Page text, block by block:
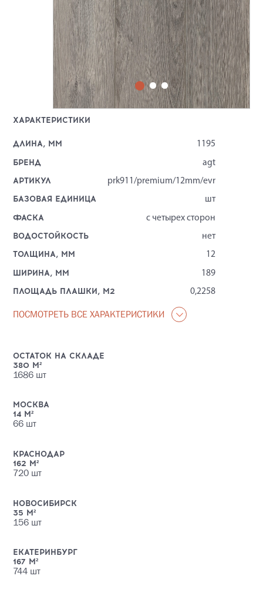
ХАРАКТЕРИСТИКИ
ДЛИНА, ММ
1195
БРЕНД
agt
АРТИКУЛ
prk911/premium/12mm/evr
БАЗОВАЯ ЕДИНИЦА
шт
ФАСКА
с четырех сторон
ВОДОСТОЙКОСТЬ
нет
ТОЛЩИНА, ММ
12
ШИРИНА, ММ
189
ПЛОЩАДЬ ПЛАШКИ, М2
0,2258
ПОСМОТРЕТЬ ВСЕ ХАРАКТЕРИСТИКИ
ОСТАТОК НА СКЛАДЕ
380 М²
1686шт
МОСКВА
14 М²
66шт
КРАСНОДАР
162 М²
720шт
НОВОСИБИРСК
35 М²
156шт
ЕКАТЕРИНБУРГ
167 М²
744шт